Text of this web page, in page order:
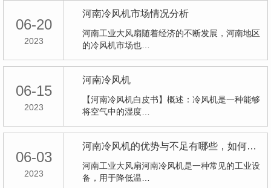
06-20
2023
河南冷风机市场情况分析
河南工业大风扇随着经济的不断发展，河南地区
的冷风机市场也…
06-15
2023
河南冷风机
【河南冷风机白皮书】概述：冷风机是一种能够
将空气中的湿度…
06-03
2023
河南冷风机的优势与不足有哪些，如何选择适合自己的？
河南工业大风扇河南冷风机是一种常见的工业设
备，用于降低温…